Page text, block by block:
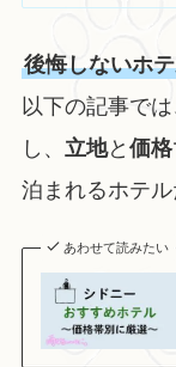
後悔しないホ
以下の記事では
し、 立地と 価格
泊まれるホテ
あわせて読みたい